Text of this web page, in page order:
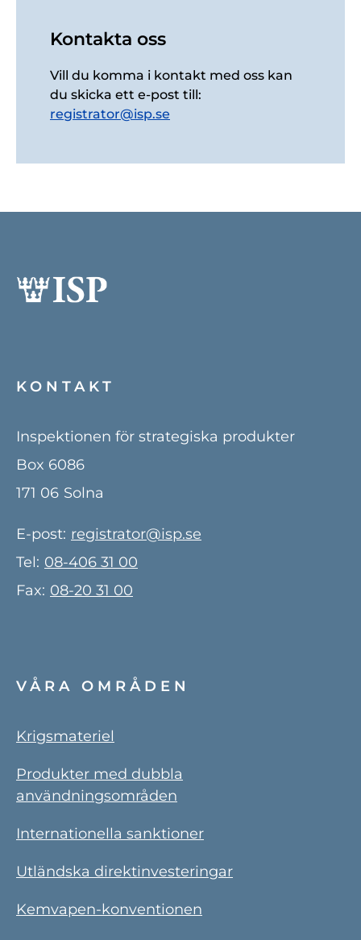
Kontakta oss
Vill du komma i kontakt med oss kan
du skicka ett e-post till:
registrator@isp.se
KONTAKT
Inspektionen för strategiska produkter
Box 6086
171 06 Solna
E-post: registrator@isp.se
Tel: 08-406 31 00
Fax: 08-20 31 00
VÅRA OMRÅDEN
Krigsmateriel
Produkter med dubbla
användningsområden
Internationella sanktioner
Utländska direktinvesteringar
Kemvapen-konventionen